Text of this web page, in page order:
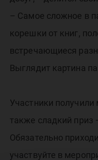
– Самое сложное в
корешки от книг,
встречающиеся
Выглядит картина
Участники
также сладкий приз
Обязательно
участвуйте в